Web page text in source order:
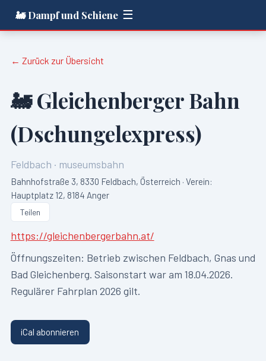
🚂 Dampf und Schiene ☰
← Zurück zur Übersicht
🚂 Gleichenberger Bahn
(Dschungelexpress)
Feldbach · museumsbahn
Bahnhofstraße 3, 8330 Feldbach, Österreich · Verein:
Hauptplatz 12, 8184 Anger
Teilen
https://gleichenbergerbahn.at/
Öffnungszeiten: Betrieb zwischen Feldbach, Gnas und
Bad Gleichenberg. Saisonstart war am 18.04.2026.
Regulärer Fahrplan 2026 gilt.
iCal abonnieren